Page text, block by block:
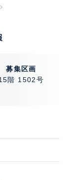
募集区画
階 1502号